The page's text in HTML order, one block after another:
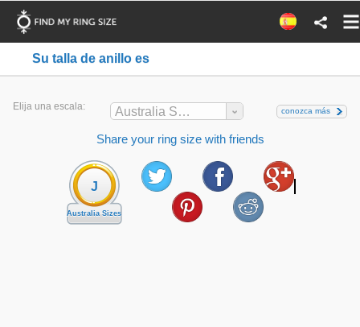
Su talla de anillo es
Elija una escala: Australia Sizes conozca más
Share your ring size with friends
J
Australia Sizes